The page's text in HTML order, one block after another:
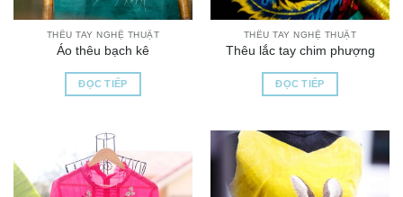
THÊU TAY NGHỆ THUẬT
Áo thêu bạch kê
ĐỌC TIẾP
THÊU TAY NGHỆ THUẬT
Thêu lắc tay chim phượng
ĐỌC TIẾP